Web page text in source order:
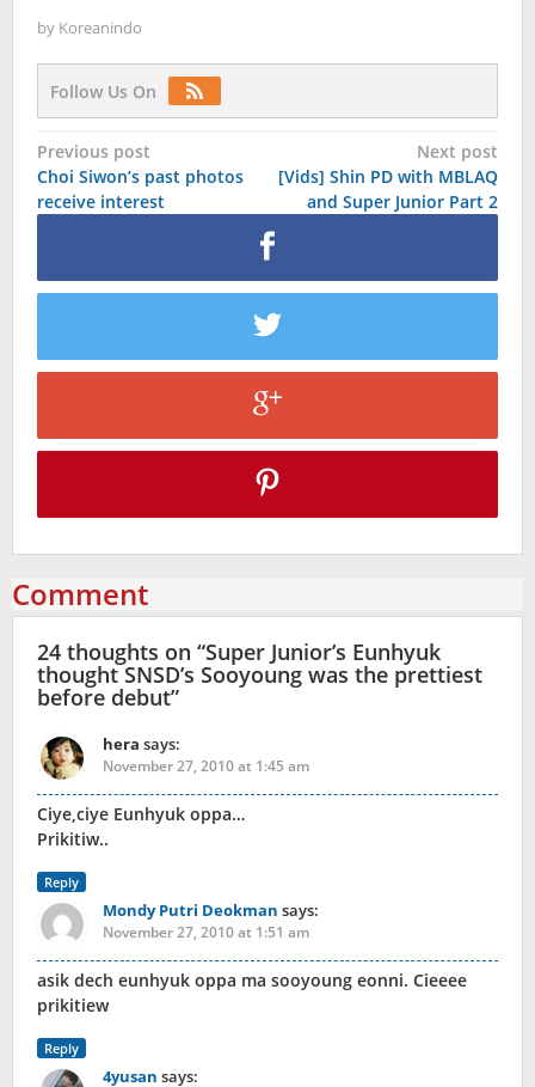
by Koreanindo
Follow Us On
Post
navigation
Previous post
Choi Siwon’s past photos
receive interest
Next post
[Vids] Shin PD with MBLAQ
and Super Junior Part 2
Comment
24 thoughts on “Super Junior’s Eunhyuk
thought SNSD’s Sooyoung was the prettiest
before debut”
hera says:
November 27, 2010 at 1:45 am
Ciye,ciye Eunhyuk oppa…
Prikitiw..
Reply
Mondy Putri Deokman says:
November 27, 2010 at 1:51 am
asik dech eunhyuk oppa ma sooyoung eonni. Cieeee
prikitiew
Reply
4yusan says: